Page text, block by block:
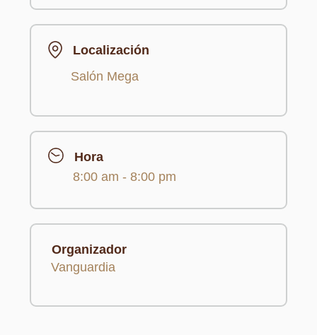
Localización
Salón Mega
Hora
8:00 am - 8:00 pm
Organizador
Vanguardia